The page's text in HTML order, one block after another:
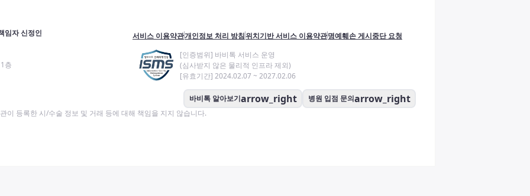
임자 신정인
층
서비스 이용약관개인정보 처리 방침위치기반 서비스 이용약관명예훼손 게시중단 요청
[인증범위] 바비톡 서비스 운영
(심사받지 않은 물리적 인프라 제외)
[유효기간] 2024.02.07 ~ 2027.02.06
바비톡 알아보기arrow_right 병원 입점 문의arrow_right
이 등록한 시/수술 정보 및 거래 등에 대해 책임을 지지 않습니다.